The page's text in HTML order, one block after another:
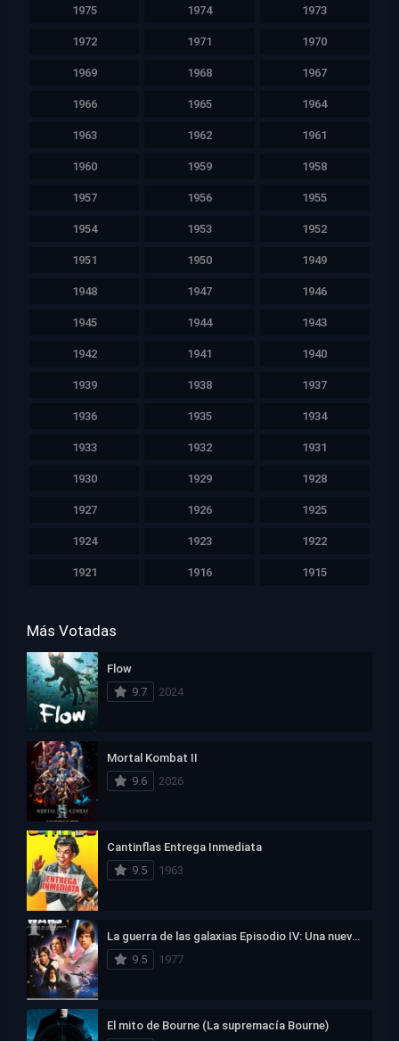
1975 1974 1973
1972 1971 1970
1969 1968 1967
1966 1965 1964
1963 1962 1961
1960 1959 1958
1957 1956 1955
1954 1953 1952
1951 1950 1949
1948 1947 1946
1945 1944 1943
1942 1941 1940
1939 1938 1937
1936 1935 1934
1933 1932 1931
1930 1929 1928
1927 1926 1925
1924 1923 1922
1921 1916 1915
Más Votadas
Flow
9.7
2024
Mortal Kombat II
9.6
2026
Cantinflas Entrega Inmediata
9.5
1963
La guerra de las galaxias Episodio IV: Una nueva esperanza
9.5
1977
El mito de Bourne (La supremacía Bourne)